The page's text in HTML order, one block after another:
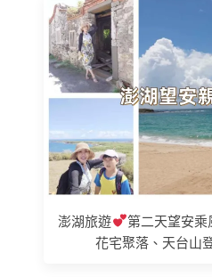
澎湖旅遊
第二天望安乘
花宅聚落、天台山